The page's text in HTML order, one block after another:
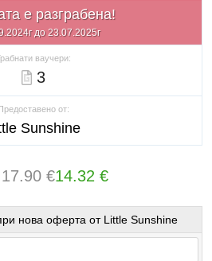
е разграбена!
до 23.07.2025г
ваучери:
3
от:
Sunshine
17.90 €14.32 €
нова оферта от Little Sunshine